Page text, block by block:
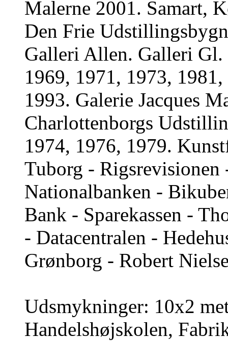
Malerne 2001. Samart,
Den Frie
Galleri Allen. Galleri Gl.
1969, 1971, 1973,
1993. Galerie Jacques
Charlottenborgs
1974, 1976, 1979.
Tuborg - Rigsrevisionen
Nationalbanken -
Bank - Sparekassen -
- Datacentralen -
Grønborg - Robert
Udsmykninger: 10x2
Handelshøjskolen,